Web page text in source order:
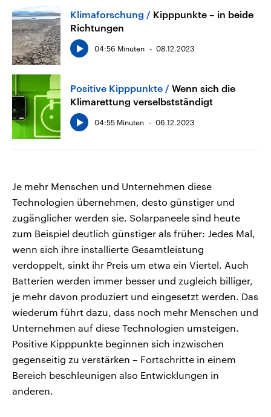
Klimaforschung
Kipppunkte – in beide
Richtungen
04:56 Minuten 08.12.2023
Positive Kipppunkte
Wenn sich die
Klimarettung verselbstständigt
04:55 Minuten 06.12.2023
Je mehr Menschen und Unternehmen diese
Technologien übernehmen, desto günstiger und
zugänglicher werden sie. Solarpaneele sind heute
zum Beispiel deutlich günstiger als früher: Jedes Mal,
wenn sich ihre installierte Gesamtleistung
verdoppelt, sinkt ihr Preis um etwa ein Viertel. Auch
Batterien werden immer besser und zugleich billiger,
je mehr davon produziert und eingesetzt werden. Das
wiederum führt dazu, dass noch mehr Menschen und
Unternehmen auf diese Technologien umsteigen.
Positive Kipppunkte beginnen sich inzwischen
gegenseitig zu verstärken – Fortschritte in einem
Bereich beschleunigen also Entwicklungen in
anderen.